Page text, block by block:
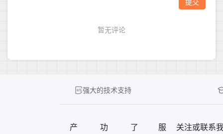
强大的技术支持
产
功
了
服
关注或联系